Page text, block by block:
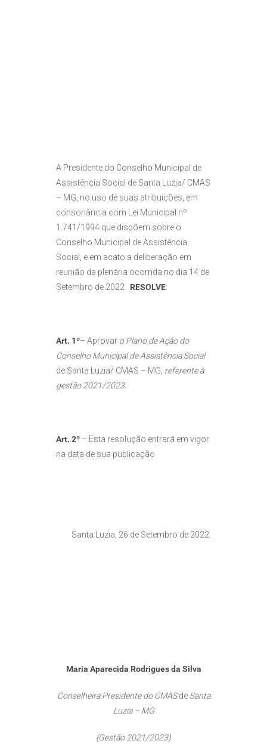
A Presidente do Conselho Municipal de
Assistência Social de Santa Luzia/ CMAS
– MG, no uso de suas atribuições, em
consonância com Lei Municipal nº
1.741/1994 que dispõem sobre o
Conselho Municipal de Assistência
Social, e em acato a deliberação em
reunião da plenária ocorrida no dia 14 de
Setembro de 2022. RESOLVE:
Art. 1º– Aprovar o Plano de Ação do
Conselho Municipal de Assistência Social
de Santa Luzia/ CMAS – MG, referente à
gestão 2021/2023.
Art. 2º – Esta resolução entrará em vigor
na data de sua publicação
Santa Luzia, 26 de Setembro de 2022.
Maria Aparecida Rodrigues da Silva
Conselheira Presidente do CMASde Santa
Luzia – MG
(Gestão 2021/2023)